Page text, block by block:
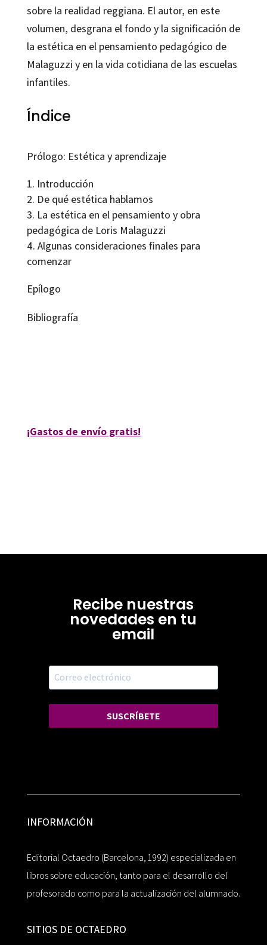
sobre la realidad reggiana. El autor, en este
volumen, desgrana el fondo y la significación de
la estética en el pensamiento pedagógico de
Malaguzzi y en la vida cotidiana de las escuelas
infantiles.
Índice
Prólogo: Estética y aprendizaje
Introducción
De qué estética hablamos
La estética en el pensamiento y obra
pedagógica de Loris Malaguzzi
Algunas consideraciones finales para
comenzar
Epílogo
Bibliografía
¡Gastos de envío gratis!
Recibe nuestras
novedades en tu
email
SUSCRÍBETE
INFORMACIÓN
Editorial Octaedro (Barcelona, 1992) especializada en
libros sobre educación, tanto para el desarrollo del
profesorado como para la actualización del alumnado.
SITIOS DE OCTAEDRO